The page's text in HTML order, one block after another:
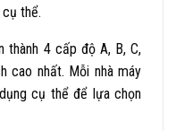
thể.
thành 4 cấp độ A, B, C,
cao nhất. Mỗi nhà máy
cụ thể để lựa chọn